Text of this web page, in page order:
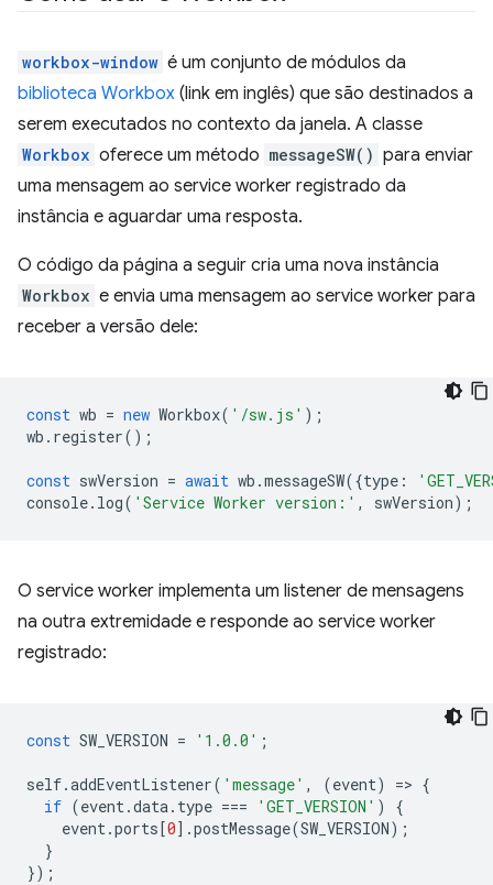
workbox-window é um conjunto de módulos da
biblioteca Workbox (link em inglês) que são destinados a
serem executados no contexto da janela. A classe
Workbox oferece um método messageSW() para enviar
uma mensagem ao service worker registrado da
instância e aguardar uma resposta.
O código da página a seguir cria uma nova instância
Workbox e envia uma mensagem ao service worker para
receber a versão dele:
const wb = new Workbox( '/sw.js' );
wb . register();
const swVersion = await wb .messageSW({type :
console. log( 'Service Worker version:' , swVersion);
O service worker implementa um listener de mensagens
na outra extremidade e responde ao service worker
registrado:
const SW_VERSION = '1.0.0' ;
self.addEventListener( 'message' , (event) => {
if (event.data. type === 'GET_VERSION' )
{
event.ports [0].postMessage(SW_VERSION);
}
});